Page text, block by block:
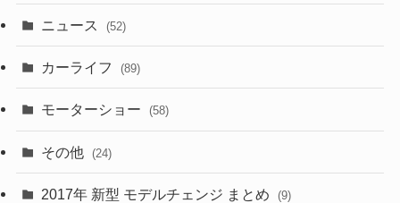
(43)
(6)
(9)
(28)
(27)
(26)
ニュース (52)
カーライフ (89)
モーターショー (58)
その他 (24)
2017年 新型 モデルチェンジ まとめ (9)